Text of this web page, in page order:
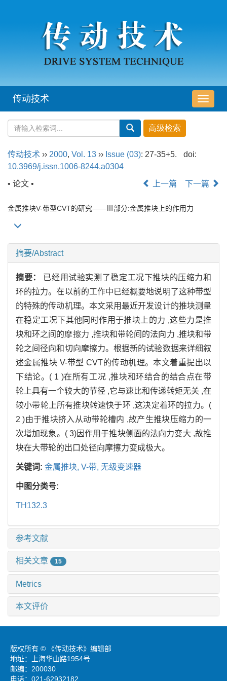
导
航
传动技术
传动技术 ›› 2000, Vol. 13 ›› Issue (03): 27-35+5.
doi:
10.3969/j.issn.1006-8244.a0304
• 论文 •
上一篇 下一篇
金属推块V-带型CVT的研究——Ⅲ部分:金属推块上的作用力
摘要/Abstract
摘要： 已经用试验实测了稳定工况下推块的压缩力和
环的拉力。在以前的工作中已经概要地说明了这种带型
的特殊的传动机理。本文采用最近开发设计的推块测量
在稳定工况下其他同时作用于推块上的力 ,这些力是推
块和环之间的摩擦力 ,推块和带轮间的法向力 ,推块和带
轮之间径向和切向摩擦力。根据新的试验数据来详细叙
述金属推块 V-带型 CVT的传动机理。本文着重提出以
下结论。( 1 )在所有工况 ,推块和环结合的结合点在带
轮上具有一个较大的节径 ,它与速比和传递转矩无关 ,在
较小带轮上所有推块转速快于环 ,这决定着环的拉力。(
2 )由于推块挤入从动带轮槽内 ,故产生推块压缩力的一
次增加现象。( 3)因作用于推块侧面的法向力变大 ,故推
块在大带轮的出口处径向摩擦力变成极大。
关键词: 金属推块, V-带, 无级变速器
中图分类号:
TH132.3
参考文献
相关文章 15
Metrics
本文评价
版权所有 © 《传动技术》编辑部
地址：上海华山路1954号
邮编：200030
电话：021-62932182